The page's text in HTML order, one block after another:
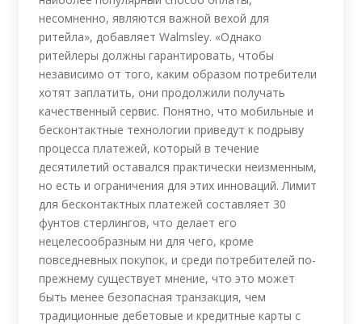
несомненно, являются важной вехой для
ритейла», добавляет Walmsley. «Однако
ритейлеры должны гарантировать, чтобы
независимо от того, каким образом потребители
хотят заплатить, они продолжили получать
качественный сервис. Понятно, что мобильные и
бесконтактные технологии приведут к подрыву
процесса платежей, который в течение
десятилетий оставался практически неизменным,
но есть и ограничения для этих инноваций. Лимит
для бесконтактных платежей составляет 30
фунтов стерлингов, что делает его
нецелесообразным ни для чего, кроме
повседневных покупок, и среди потребителей по-
прежнему существует мнение, что это может
быть менее безопасная транзакция, чем
традиционные дебетовые и кредитные карты с